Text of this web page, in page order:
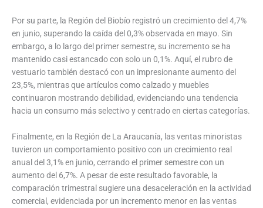
Por su parte, la Región del Biobío registró un crecimiento del 4,7%
en junio, superando la caída del 0,3% observada en mayo. Sin
embargo, a lo largo del primer semestre, su incremento se ha
mantenido casi estancado con solo un 0,1%. Aquí, el rubro de
vestuario también destacó con un impresionante aumento del
23,5%, mientras que artículos como calzado y muebles
continuaron mostrando debilidad, evidenciando una tendencia
hacia un consumo más selectivo y centrado en ciertas categorías.
Finalmente, en la Región de La Araucanía, las ventas minoristas
tuvieron un comportamiento positivo con un crecimiento real
anual del 3,1% en junio, cerrando el primer semestre con un
aumento del 6,7%. A pesar de este resultado favorable, la
comparación trimestral sugiere una desaceleración en la actividad
comercial, evidenciada por un incremento menor en las ventas